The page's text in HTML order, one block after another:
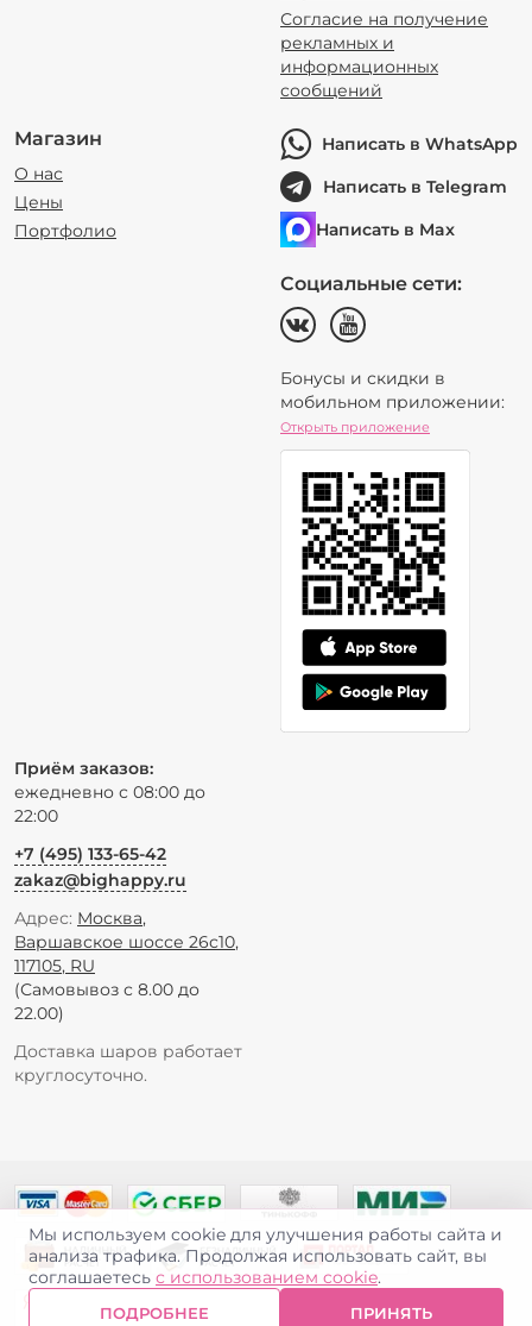
Согласие на получение
рекламных и
информационных
сообщений
Магазин
О нас
Цены
Портфолио
Написать в WhatsApp
Написать в Telegram
Написать в Max
Социальные сети:
Бонусы и скидки в
мобильном приложении:
Открыть приложение
Приём заказов:
ежедневно с 08:00 до
22:00
+7 (495) 133-65-42
zakaz@bighappy.ru
Адрес: Москва,
Варшавское шоссе 26с10,
117105, RU
(Самовывоз с 8.00 до
22.00)
Доставка шаров работает
круглосуточно.
Мы используем cookie для улучшения работы сайта и
анализа трафика. Продолжая использовать сайт, вы
соглашаетесь с использованием cookie.
ПОДРОБНЕЕ ПРИНЯТЬ